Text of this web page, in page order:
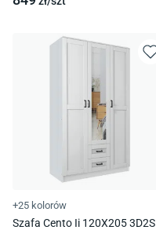
+25 kolorów
Szafa Cento Ii 120X205 3D2S